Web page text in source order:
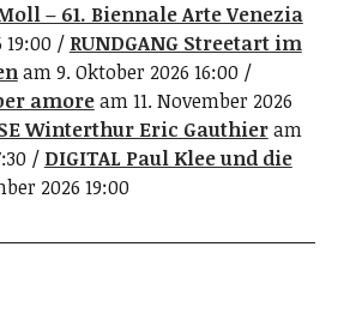
– 61. Biennale Arte Venezia
RUNDGANG Streetart im
am 9. Oktober 2026 16:00
amoream 11. November 2026
Winterthur Eric Gauthieram
DIGITAL Paul Klee und die
2026 19:00